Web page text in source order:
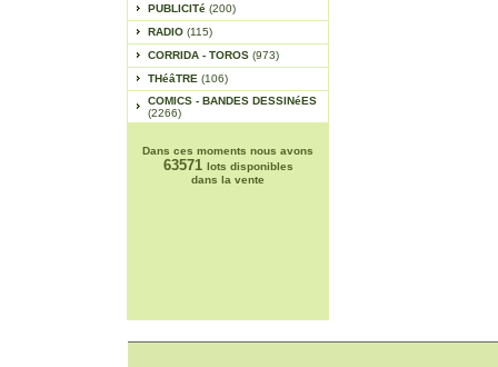
PUBLICITé (200)
RADIO (115)
CORRIDA - TOROS (973)
THéâTRE (106)
COMICS - BANDES DESSINéES
(2266)
Dans ces moments nous avons
63571 lots disponibles
dans la vente